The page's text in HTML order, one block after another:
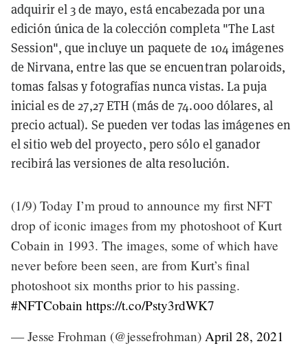
adquirir el 3 de mayo, está encabezada por una
edición única de la colección completa "The Last
Session", que incluye un paquete de 104 imágenes
de Nirvana, entre las que se encuentran polaroids,
tomas falsas y fotografías nunca vistas. La puja
inicial es de 27,27 ETH (más de 74.000 dólares, al
precio actual). Se pueden ver todas las imágenes en
el sitio web del proyecto, pero sólo el ganador
recibirá las versiones de alta resolución.
(1/9) Today I’m proud to announce my first NFT
drop of iconic images from my photoshoot of Kurt
Cobain in 1993. The images, some of which have
never before been seen, are from Kurt’s final
photoshoot six months prior to his passing.
#NFTCobain https://t.co/Psty3rdWK7
— Jesse Frohman (@jessefrohman) April 28, 2021